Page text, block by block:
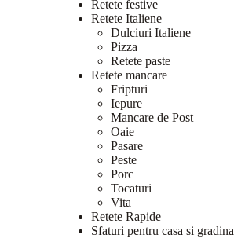
Retete festive
Retete Italiene
Dulciuri Italiene
Pizza
Retete paste
Retete mancare
Fripturi
Iepure
Mancare de Post
Oaie
Pasare
Peste
Porc
Tocaturi
Vita
Retete Rapide
Sfaturi pentru casa si gradina